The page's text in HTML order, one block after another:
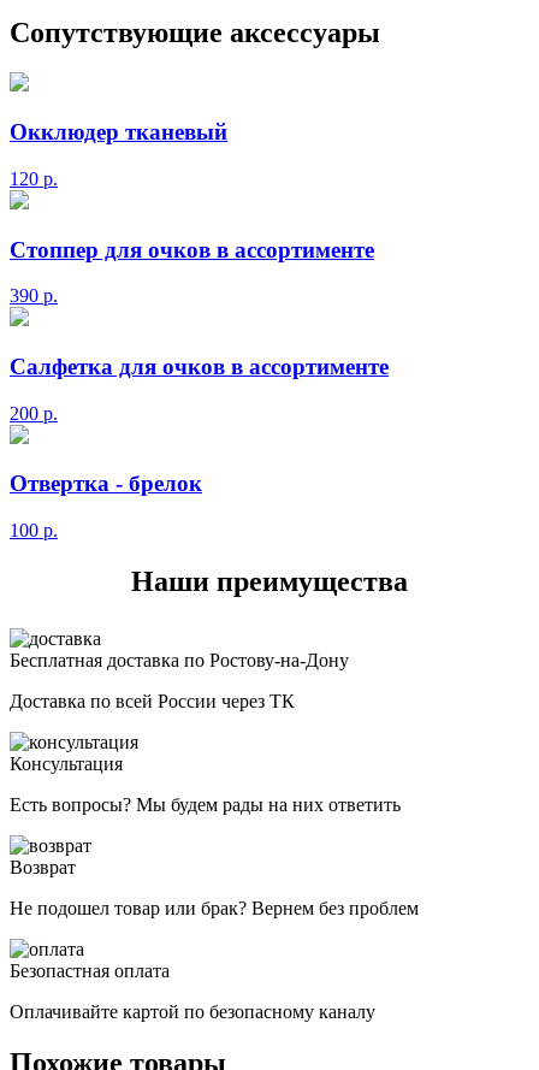
Сопутствующие аксессуары
Окклюдер тканевый
120 р.
Стоппер для очков в ассортименте
390 р.
Салфетка для очков в ассортименте
200 р.
Отвертка - брелок
100 р.
Наши преимущества
Бесплатная доставка по Ростову-на-Дону
Доставка по всей России через ТК
Консультация
Есть вопросы? Мы будем рады на них ответить
Возврат
Не подошел товар или брак? Вернем без проблем
Безопастная оплата
Оплачивайте картой по безопасному каналу
Похожие товары